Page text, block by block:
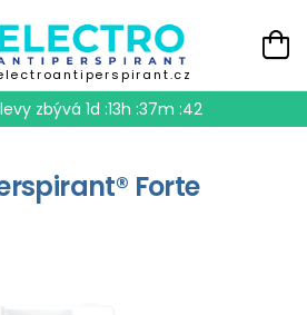
zbývá1d :13h :37m :41
Forte